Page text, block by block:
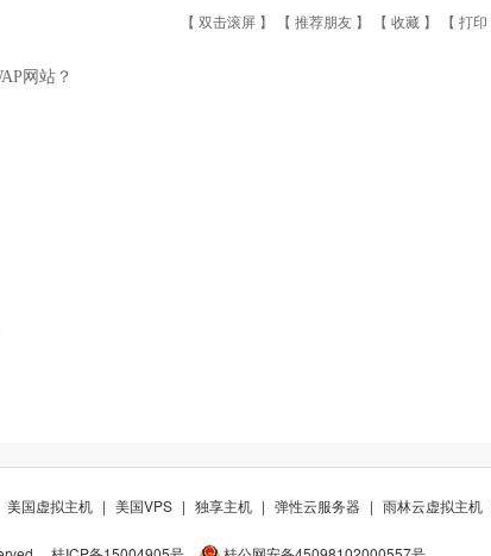
【 双击滚屏 】 【 推荐朋友 】 【 收藏 】 【 打印
网站？
美国虚拟主机 | 美国VPS | 独享主机 | 弹性云服务器 | 雨林云虚拟主机